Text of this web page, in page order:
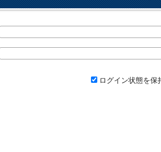
ログイン状態を保